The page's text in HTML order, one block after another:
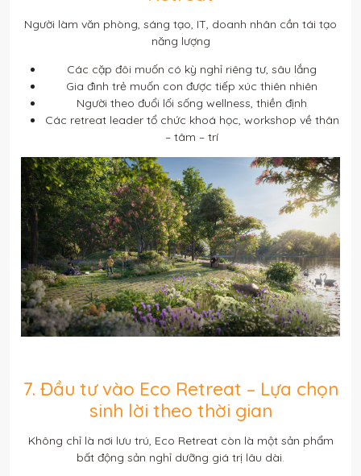
Người làm văn phòng, sáng tạo, IT, doanh nhân cần tái tạo
năng lượng
Các cặp đôi muốn có kỳ nghỉ riêng tư, sâu lắng
Gia đình trẻ muốn con được tiếp xúc thiên nhiên
Người theo đuổi lối sống wellness, thiền định
Các retreat leader tổ chức khoá học, workshop về thân
– tâm – trí
7. Đầu tư vào Eco Retreat – Lựa chọn
sinh lời theo thời gian
Không chỉ là nơi lưu trú, Eco Retreat còn là một sản phẩm
bất động sản nghỉ dưỡng giá trị lâu dài.